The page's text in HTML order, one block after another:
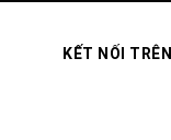
KẾT NỐI